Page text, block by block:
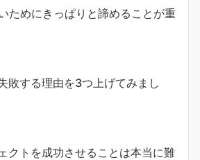
ためにきっぱりと諦めることが重
敗する理由を3つ上げてみまし
クトを成功させることは本当に難